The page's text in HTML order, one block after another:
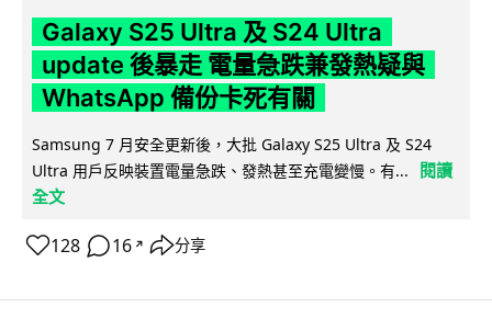
Galaxy S25 Ultra 及 S24 Ultra
update 後暴走 電量急跌兼發熱疑與
WhatsApp 備份卡死有關
Samsung 7 月安全更新後，大批 Galaxy S25 Ultra 及 S24
Ultra 用戶反映裝置電量急跌、發熱甚至充電變慢。有...
閱讀
全文
128 16 ↗ 分享